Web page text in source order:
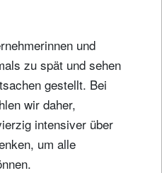
und
zu spät und sehen
gestellt. Bei
wir daher,
intensiver über
um alle